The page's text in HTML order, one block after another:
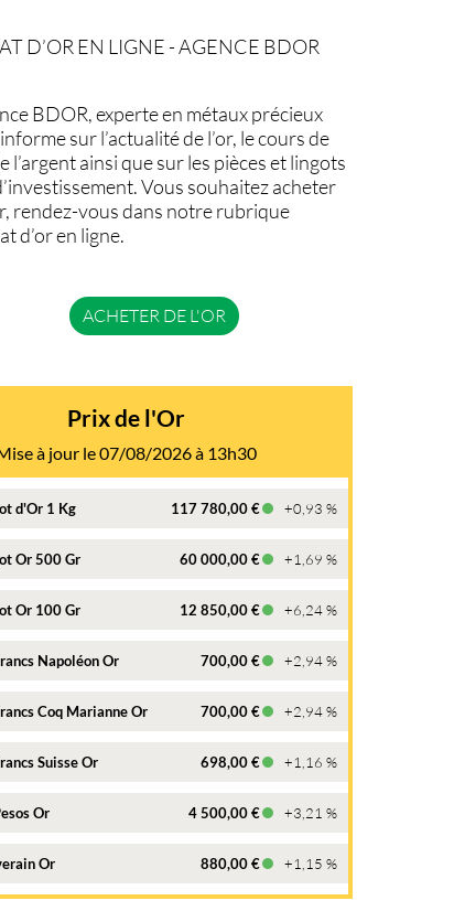
D’OR EN LIGNE - AGENCE BDOR
BDOR, experte en métaux précieux
sur l’actualité de l’or, le cours de
l’argent ainsi que sur les pièces et lingots
Vous souhaitez acheter
rendez-vous dans notre rubrique
d’or en ligne.
ACHETER DE L'OR
Prix de l'Or
à jour le 07/08/2026 à 13h30
d'Or 1 Kg 117 780,00 € +0,93 %
Or 500 Gr 60 000,00 € +1,69 %
Or 100 Gr 12 850,00 € +6,24 %
Napoléon Or 700,00 € +2,94 %
Coq Marianne Or 700,00 € +2,94 %
Suisse Or 698,00 € +1,16 %
Or 4 500,00 € +3,21 %
Or 880,00 € +1,15 %